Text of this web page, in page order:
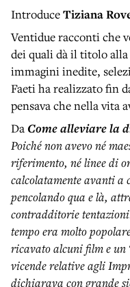
IntroduceTiziana
Ventidue racconti che
dei quali dà il titolo alla
immagini inedite,
Faeti ha realizzato fin
pensava che nella vita
Da Come alleviare la
Poiché non avevo né
riferimento, né linee di
calcolatamente avanti a
pencolando qua e là,
contradditorie
tempo era molto
ricavato alcuni film e
vicende relative agli
dichiarava con grande